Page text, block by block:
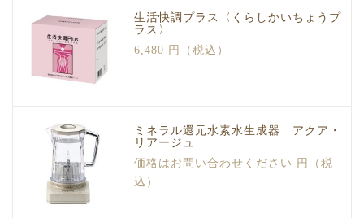
生活快調プラス〈くらしかいちょうプ
ラス〉
6,480 円（税込）
ミネラル還元水素水生成器 アクア・
リアージュ
価格はお問い合わせください 円（税
込）